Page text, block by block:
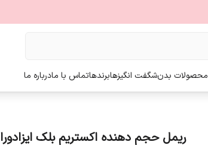
محصولات بدنشگفت انگیزهابرندهاتماس با مادرباره ما
ریمل حجم دهنده اکستریم بلک ایزادورا